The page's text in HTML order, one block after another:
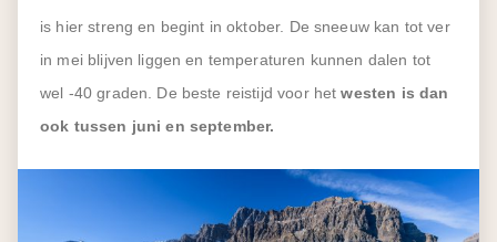
is hier streng en begint in oktober. De sneeuw kan tot ver
in mei blijven liggen en temperaturen kunnen dalen tot
wel -40 graden. De beste reistijd voor hetwesten is dan
ook tussen juni en september.